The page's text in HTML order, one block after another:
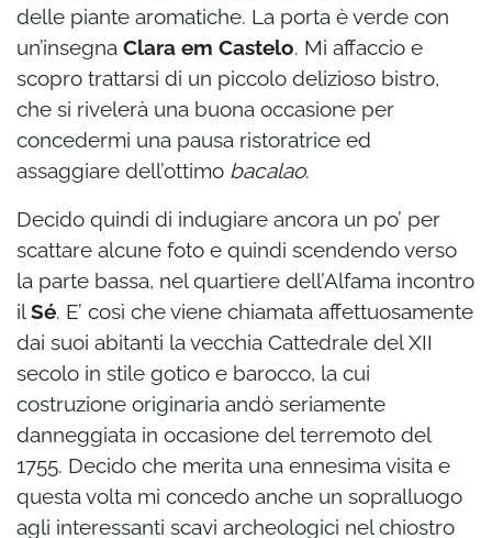
delle piante aromatiche. La porta è verde con
un’insegna Clara em Castelo. Mi affaccio e
scopro trattarsi di un piccolo delizioso bistro,
che si rivelerà una buona occasione per
concedermi una pausa ristoratrice ed
assaggiare dell’ottimo bacalao.
Decido quindi di indugiare ancora un po’ per
scattare alcune foto e quindi scendendo verso
la parte bassa, nel quartiere dell’Alfama incontro
ilSé. E’ così che viene chiamata affettuosamente
dai suoi abitanti la vecchia Cattedrale del XII
secolo in stile gotico e barocco, la cui
costruzione originaria andò seriamente
danneggiata in occasione del terremoto del
1755. Decido che merita una ennesima visita e
questa volta mi concedo anche un sopralluogo
agli interessanti scavi archeologici nel chiostro